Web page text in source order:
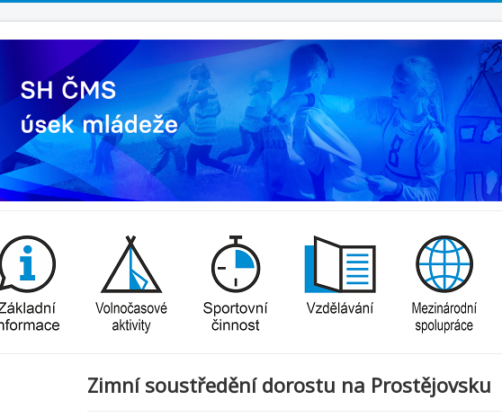
Zimní soustředění dorostu na Prostějovsku